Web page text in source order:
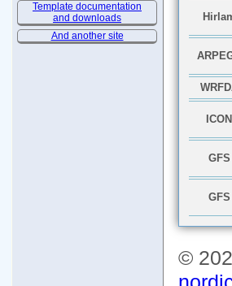
Template documentation
and downloads
And another site